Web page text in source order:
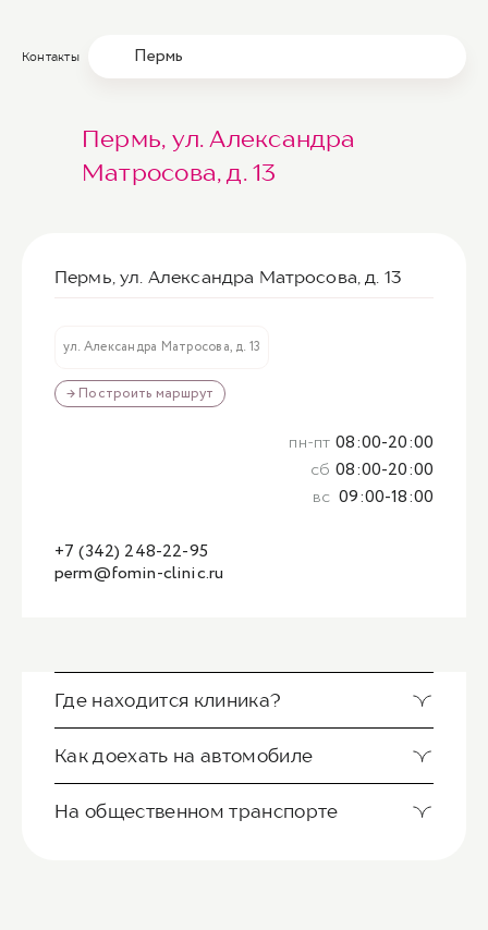
Контакты Пермь
Пермь, ул. Александра
Матросова, д. 13
Пермь, ул. Александра Матросова, д. 13
ул. Александра Матросова, д. 13
→ Построить маршрут
perm@fomin-clinic.ru
+7 (342) 248-22-95
пн-пт 08:00-20:00
сб 08:00-20:00
вс 09:00-18:00
Где находится клиника?
Как доехать на автомобиле
На общественном транспорте